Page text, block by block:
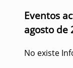
Eventos
agosto de
No existe